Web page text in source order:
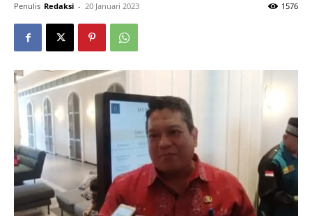
Penulis Redaksi - 20 Januari 2023 1576